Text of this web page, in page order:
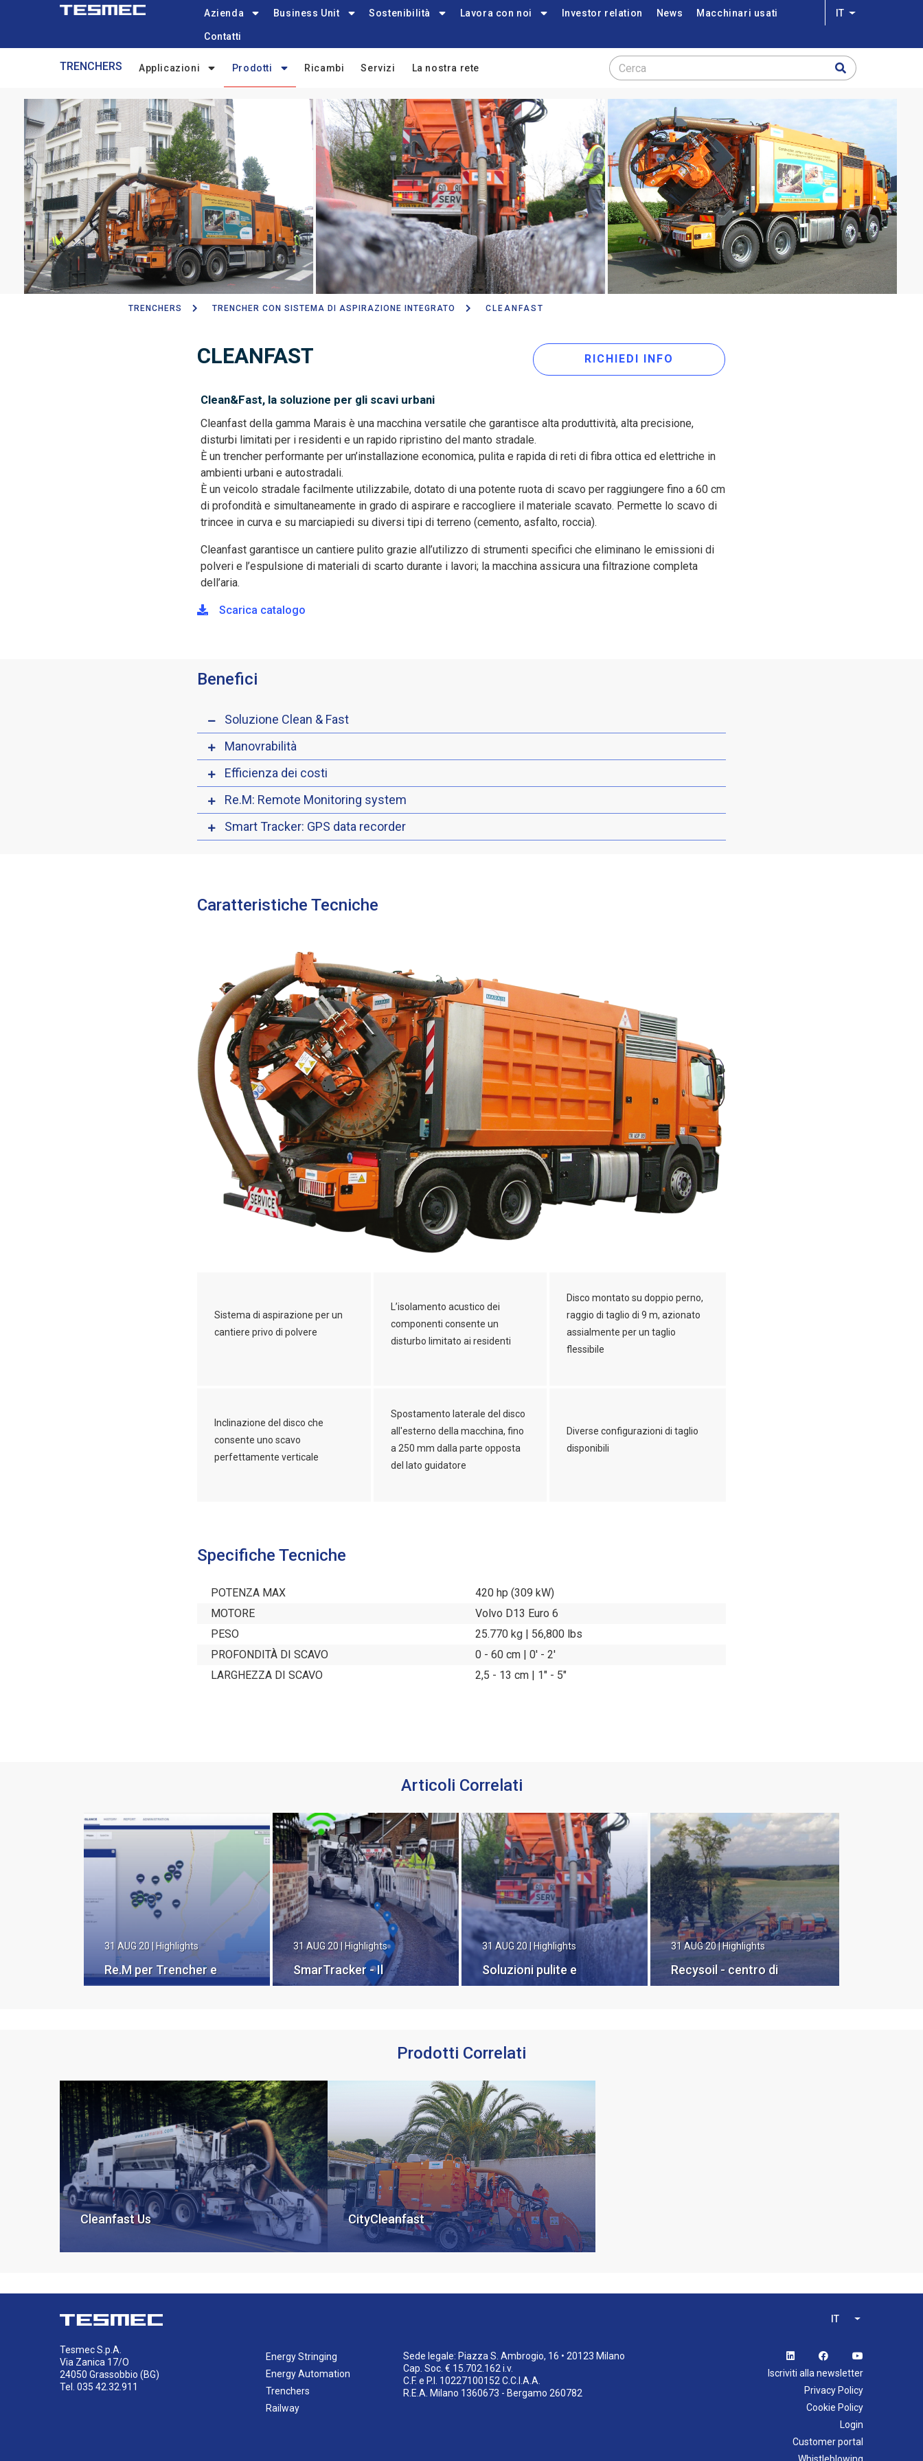
Main
Azienda Business Unit Sostenibilità Lavora con noi Investor relation News Macchinari usati
Contatti
IT List additional
TRENCHERS
menu
Applicazioni Prodotti Ricambi Servizi La nostra rete Cerca
Breadcrumb
TRENCHERS TRENCHER CON SISTEMA DI ASPIRAZIONE INTEGRATO CLEANFAST
CLEANFAST RICHIEDI INFO
Clean&Fast, la soluzione per gli scavi urbani
Cleanfast della gamma Marais è una macchina versatile che garantisce alta produttività, alta precisione,
disturbi limitati per i residenti e un rapido ripristino del manto stradale.
È un trencher performante per un’installazione economica, pulita e rapida di reti di fibra ottica ed elettriche in
ambienti urbani e autostradali.
È un veicolo stradale facilmente utilizzabile, dotato di una potente ruota di scavo per raggiungere fino a 60 cm
di profondità e simultaneamente in grado di aspirare e raccogliere il materiale scavato. Permette lo scavo di
trincee in curva e su marciapiedi su diversi tipi di terreno (cemento, asfalto, roccia).
Cleanfast garantisce un cantiere pulito grazie all’utilizzo di strumenti specifici che eliminano le emissioni di
polveri e l’espulsione di materiali di scarto durante i lavori; la macchina assicura una filtrazione completa
dell’aria.
Scarica catalogo
Benefici
Soluzione Clean & Fast
Manovrabilità
Efficienza dei costi
Re.M: Remote Monitoring system
Smart Tracker: GPS data recorder
Caratteristiche Tecniche
Sistema di aspirazione per un
cantiere privo di polvere
L’isolamento acustico dei
componenti consente un
disturbo limitato ai residenti
Disco montato su doppio perno,
raggio di taglio di 9 m, azionato
assialmente per un taglio
flessibile
Inclinazione del disco che
consente uno scavo
perfettamente verticale
Spostamento laterale del disco
all'esterno della macchina, fino
a 250 mm dalla parte opposta
del lato guidatore
Diverse configurazioni di taglio
disponibili
Specifiche Tecniche
POTENZA MAX
420 hp (309 kW)
MOTORE
Volvo D13 Euro 6
PESO
25.770 kg | 56,800 lbs
PROFONDITÀ DI SCAVO
0 - 60 cm | 0' - 2'
LARGHEZZA DI SCAVO
2,5 - 13 cm | 1" - 5"
Articoli Correlati
31 AUG 20 | Highlights
Re.M per Trencher e
Surface Miner
31 AUG 20 | Highlights
SmarTracker - Il
registratore di dati
31 AUG 20 | Highlights
Soluzioni pulite e
veloci per FTTx
31 AUG 20|Highlights
Recysoil - centro di
riciclaggio mobile di
Prodotti Correlati
Cleanfast Us CityCleanfast
Tesmec S.p.A.
Via Zanica 17/O
24050 Grassobbio (BG)
Tel. 035 42.32.911
Energy Stringing
Energy Automation
Trenchers
Railway
Sede legale: Piazza S. Ambrogio, 16 • 20123 Milano
Cap. Soc. € 15.702.162 i.v.
C.F. e P.I. 10227100152 C.C.I.A.A.
R.E.A. Milano 1360673 - Bergamo 260782
IT List additional
Iscriviti alla newsletter
Privacy Policy
Cookie Policy
Login
Customer portal